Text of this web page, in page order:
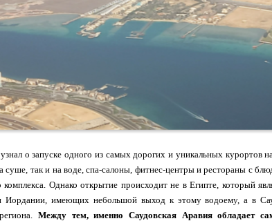
о запуске одного из самых дорогих и уникальных курортов
суше, так и на воде, спа-салоны, фитнес-центры и рестораны с
комплекса. Однако открытие происходит не в Египте, который
Иордании, имеющих небольшой выход к этому водоему, а в
Между тем, именно Саудовская Аравия обладает